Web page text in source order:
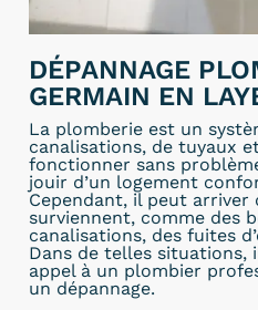
DÉPANNAGE
GERMAIN EN
La plomberie est un
canalisations, de tuyaux
fonctionner sans
jouir d’un logement
Cependant, il peut arriver
surviennent, comme des
canalisations, des fuites
Dans de telles
appel à un plombier
un dépannage.